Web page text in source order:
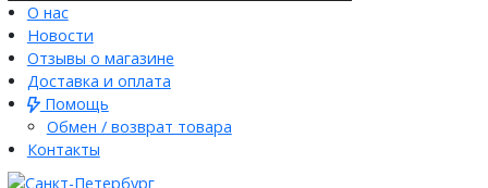
О нас
Новости
Отзывы о магазине
Доставка и оплата
Помощь
Обмен / возврат товара
Контакты